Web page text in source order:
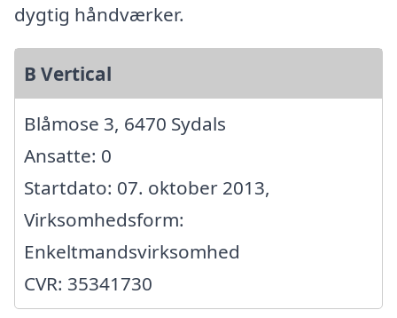
dygtig håndværker.
B Vertical
Blåmose 3, 6470 Sydals
Ansatte: 0
Startdato: 07. oktober 2013,
Virksomhedsform:
Enkeltmandsvirksomhed
CVR: 35341730